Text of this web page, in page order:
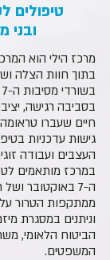
טיפולים
ובני
מרכז הילי הוא
בתוך חוות הצלה
בסביבה רגישה,
חיים שעברו
גישות עדכניות
העצבים ועבודה
במרכז מותאמים
ה-7 באוקטובר
ממתקפות הטרור
וניתנים במסגרת
הביטוח הלאומי,
המשפטים.